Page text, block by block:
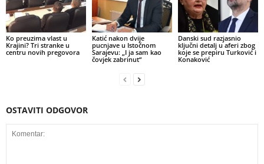
Ko preuzima vlast u
Krajini? Tri stranke u
centru novih pregovora
Katić nakon dvije
pucnjave u Istočnom
Sarajevu: „I ja sam kao
čovjek zabrinut“
Danski sud razjasnio
ključni detalj u aferi zbog
koje se prepiru Turković i
Konaković
OSTAVITI ODGOVOR